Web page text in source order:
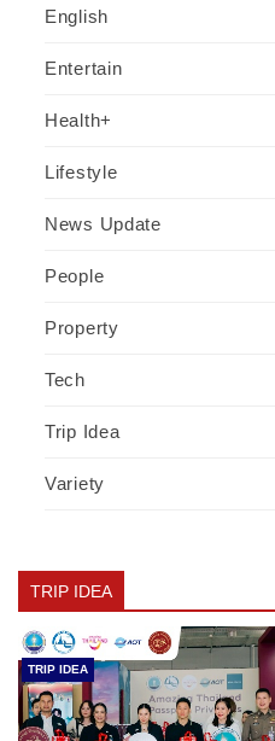
English
Entertain
Health+
Lifestyle
News Update
People
Property
Tech
Trip Idea
Variety
TRIP IDEA
TRIP IDEA